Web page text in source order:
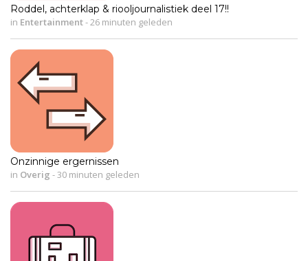
Roddel, achterklap & riooljournalistiek deel 17!!
in Entertainment- 26 minuten geleden
Onzinnige ergernissen
in Overig - 30 minuten geleden